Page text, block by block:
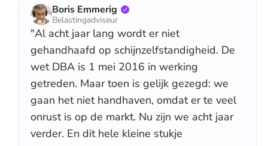
Boris Emmerig
Belastingadviseur
"Al acht jaar lang wordt er niet
gehandhaafd op schijnzelfstandigheid. De
wet DBA is 1 mei 2016 in werking
getreden. Maar toen is gelijk gezegd: we
gaan het niet handhaven, omdat er te veel
onrust is op de markt. Nu zijn we acht jaar
verder. En dit hele kleine stukje